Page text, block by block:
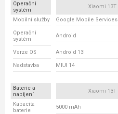
Operační
systém
Xiaomi 13T
Mobilní služby Google Mobile Services
Operační
systém
Android
Verze OS Android 13
Nadstavba MIUI 14
Baterie a
nabíjení
Xiaomi 13T
Kapacita
baterie
5000 mAh